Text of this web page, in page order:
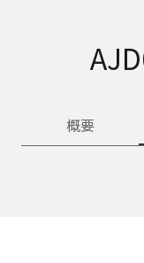
概要